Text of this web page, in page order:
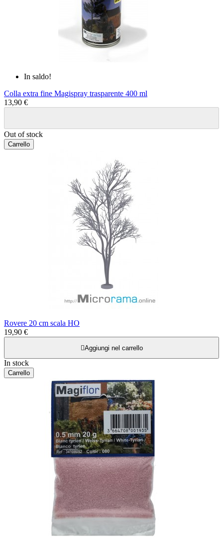
In saldo!
Colla extra fine Magispray trasparente 400 ml
13,90 €
Out of stock
Carrello
Rovere 20 cm scala HO
19,90 €
Aggiungi nel carrello
In stock
Carrello